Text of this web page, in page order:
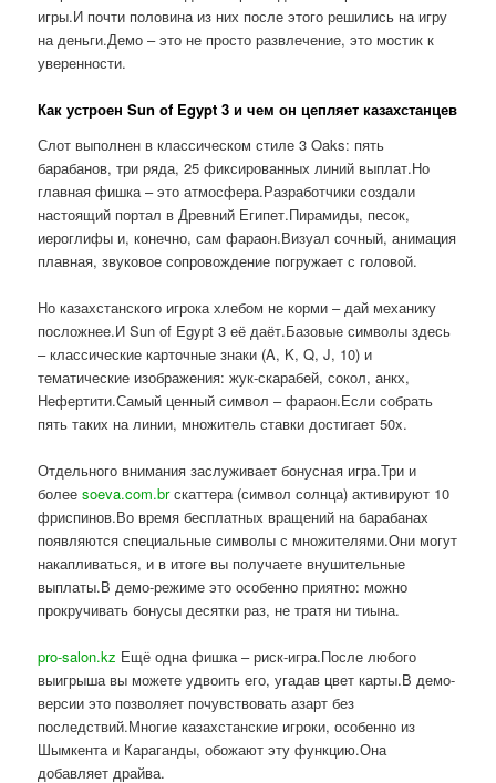
игры.И почти половина из них после этого решились на игру
на деньги.Демо – это не просто развлечение, это мостик к
уверенности.
Как устроен Sun of Egypt 3 и чем он цепляет казахстанцев
Слот выполнен в классическом стиле 3 Oaks: пять
барабанов, три ряда, 25 фиксированных линий выплат.Но
главная фишка – это атмосфера.Разработчики создали
настоящий портал в Древний Египет.Пирамиды, песок,
иероглифы и, конечно, сам фараон.Визуал сочный, анимация
плавная, звуковое сопровождение погружает с головой.
Но казахстанского игрока хлебом не корми – дай механику
посложнее.И Sun of Egypt 3 её даёт.Базовые символы здесь
– классические карточные знаки (A, K, Q, J, 10) и
тематические изображения: жук-скарабей, сокол, анкх,
Нефертити.Самый ценный символ – фараон.Если собрать
пять таких на линии, множитель ставки достигает 50x.
Отдельного внимания заслуживает бонусная игра.Три и
болееsoeva.com.brскаттера (символ солнца) активируют 10
фриспинов.Во время бесплатных вращений на барабанах
появляются специальные символы с множителями.Они могут
накапливаться, и в итоге вы получаете внушительные
выплаты.В демо-режиме это особенно приятно: можно
прокручивать бонусы десятки раз, не тратя ни тиына.
pro-salon.kz Ещё одна фишка – риск-игра.После любого
выигрыша вы можете удвоить его, угадав цвет карты.В демо-
версии это позволяет почувствовать азарт без
последствий.Многие казахстанские игроки, особенно из
Шымкента и Караганды, обожают эту функцию.Она
добавляет драйва.